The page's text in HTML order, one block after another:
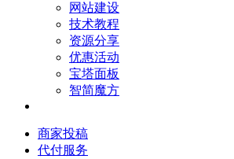
网站建设
技术教程
资源分享
优惠活动
宝塔面板
智简魔方
商家投稿
代付服务